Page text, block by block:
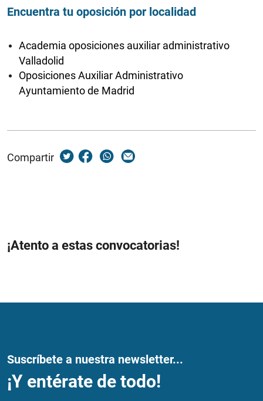
Encuentra tu oposición por localidad
Academia oposiciones auxiliar administrativo
Valladolid
Oposiciones Auxiliar Administrativo
Ayuntamiento de Madrid
Compartir
¡Atento a estas convocatorias!
Suscríbete a nuestra newsletter...
¡Y entérate de todo!